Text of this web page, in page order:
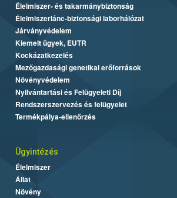
Élelmiszer- és takarmánybiztonság
Élelmiszerlánc-biztonsági laborhálózat
Járványvédelem
Kiemelt ügyek, EUTR
Kockázatkezelés
Mezőgazdasági genetikai erőforrások
Növényvédelem
Nyilvántartási és Felügyeleti Díj
Rendszerszervezés és felügyelet
Termékpálya-ellenőrzés
Ügyintézés
Élelmiszer
Állat
Növény